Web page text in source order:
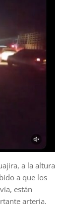
a la altura
a que los
están
arteria.